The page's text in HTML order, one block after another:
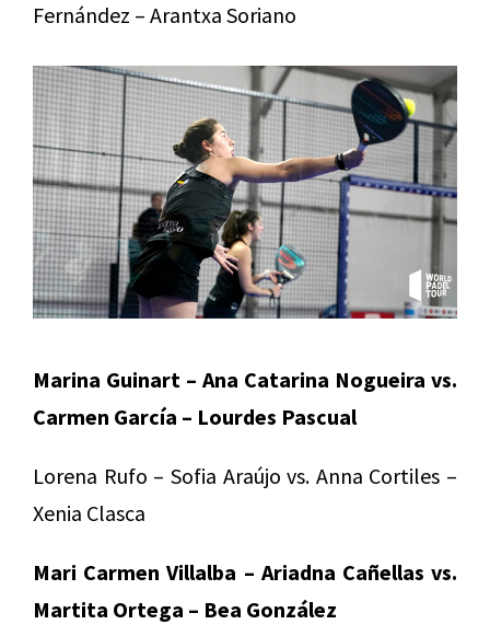
Fernández – Arantxa Soriano
Marina Guinart – Ana Catarina Nogueira vs.
Carmen García – Lourdes Pascual
Lorena Rufo – Sofia Araújo vs. Anna Cortiles –
Xenia Clasca
Mari Carmen Villalba – Ariadna Cañellas vs.
Martita Ortega – Bea González